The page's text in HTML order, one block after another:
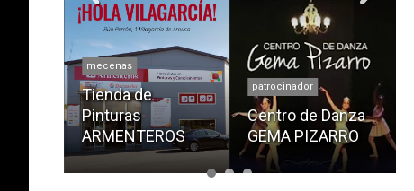
mecenas
Tienda de
Pinturas
ARMENTEROS
patrocinador
Centro de Danza
GEMA PIZARRO